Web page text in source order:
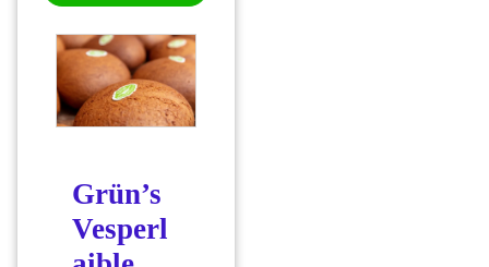
Grün’s
Vesperl